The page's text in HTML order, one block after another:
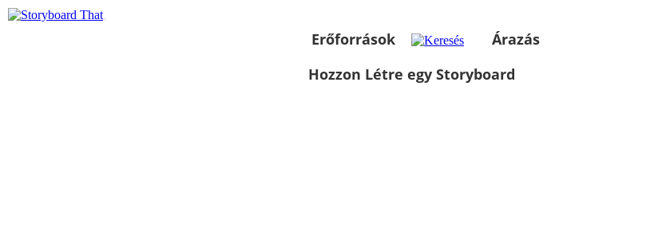
Erőforrások
Árazás
Hozzon Létre egy Storyboard